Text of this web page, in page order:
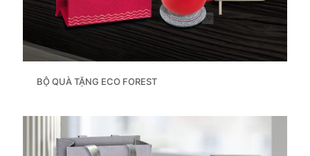
BỘ QUÀ TẶNG ECO FOREST